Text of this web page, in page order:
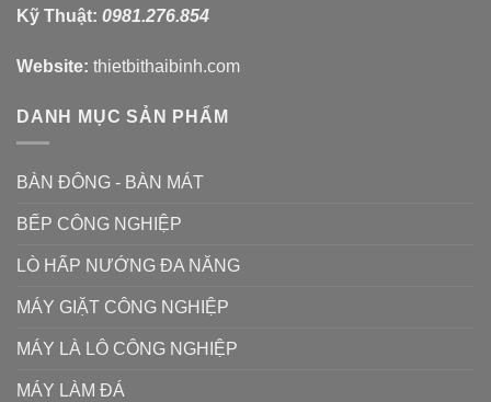
Kỹ Thuật: 0981.276.854
Website: thietbithaibinh.com
DANH MỤC SẢN PHẨM
BÀN ĐÔNG - BÀN MÁT
BẾP CÔNG NGHIỆP
LÒ HẤP NƯỚNG ĐA NĂNG
MÁY GIẶT CÔNG NGHIỆP
MÁY LÀ LÔ CÔNG NGHIỆP
MÁY LÀM ĐÁ